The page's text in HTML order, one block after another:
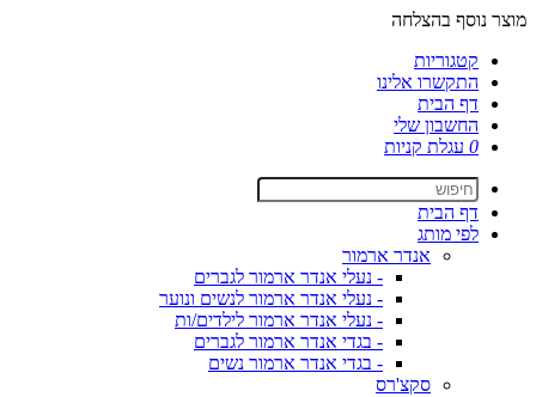
מוצר נוסף בהצלחה
קטגוריות
התקשרו אלינו
דף הבית
החשבון שלי
0 עגלת קניות
דף הבית
לפי מותג
אנדר ארמור
- נעלי אנדר ארמור לגברים
- נעלי אנדר ארמור לנשים ונוער
- נעלי אנדר ארמור לילדים/ות
- בגדי אנדר ארמור לגברים
- בגדי אנדר ארמור נשים
סקצ'רס